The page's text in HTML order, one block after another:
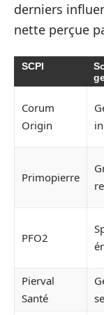
derniers
nette perçue
SCPI
Corum
Origin
Primopierre
PFO2
Pierval
Santé